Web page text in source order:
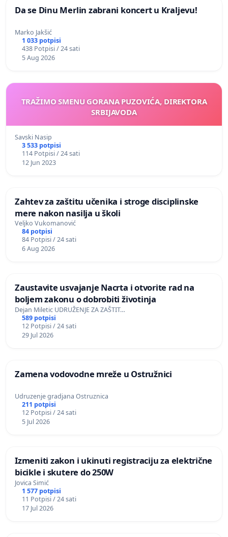
Da se Dinu Merlin zabrani koncert u Kraljevu!
Marko Jakšić
1 033 potpisi
438 Potpisi / 24 sati
5 Aug 2026
TRAŽIMO SMENU GORANA PUZOVIĆA, DIREKTORA
SRBIJAVODA
Savski Nasip
3 533 potpisi
114 Potpisi / 24 sati
12 Jun 2023
Zahtev za zaštitu učenika i stroge disciplinske
mere nakon nasilja u školi
Veljko Vukomanović
84 potpisi
84 Potpisi / 24 sati
6 Aug 2026
Zaustavite usvajanje Nacrta i otvorite rad na
boljem zakonu o dobrobiti životinja
Dejan Miletic UDRUŽENJE ZA ZAŠTIT…
589 potpisi
12 Potpisi / 24 sati
29 Jul 2026
Zamena vodovodne mreže u Ostružnici
Udruzenje gradjana Ostruznica
211 potpisi
12 Potpisi / 24 sati
5 Jul 2026
Izmeniti zakon i ukinuti registraciju za električne
bicikle i skutere do 250W
Jovica Simić
1 577 potpisi
11 Potpisi / 24 sati
17 Jul 2026